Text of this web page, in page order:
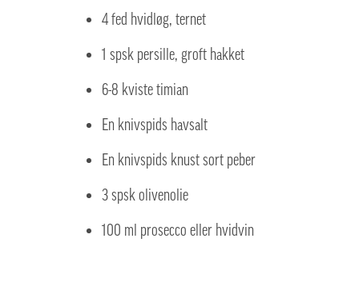
4 fed hvidløg, ternet
1 spsk persille, groft hakket
6-8 kviste timian
En knivspids havsalt
En knivspids knust sort peber
3 spsk olivenolie
100 ml prosecco eller hvidvin